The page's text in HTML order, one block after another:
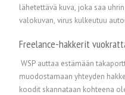
lähetettävä kuva, joka saa
valokuvan, virus kulkeutuu
Freelance-hakkerit
WSP auttaa estämään
muodostamaan yhteyden
koodit skannataan kohteena